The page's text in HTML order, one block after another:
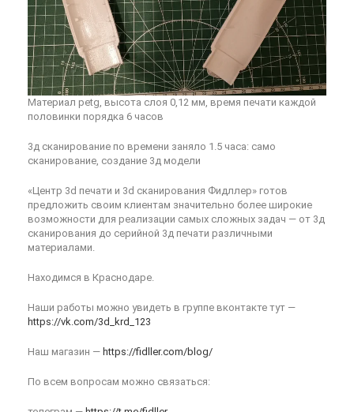
Материал petg, высота слоя 0,12 мм, время печати каждой
половинки порядка 6 часов
3д сканирование по времени заняло 1.5 часа: само
сканирование, создание 3д модели
«Центр 3d печати и 3d сканирования Фидллер» готов
предложить своим клиентам значительно более широкие
возможности для реализации самых сложных задач — от 3д
сканирования до серийной 3д печати различными
материалами.
Находимся в Краснодаре.
Наши работы можно увидеть в группе вконтакте тут —
https://vk.com/3d_krd_123
Наш магазин — https://fidller.com/blog/
По всем вопросам можно связаться: